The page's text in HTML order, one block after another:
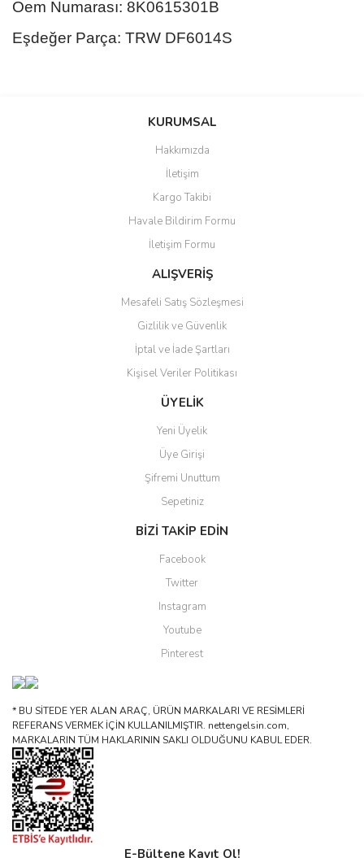
Oem Numarası: 8K0615301B
Eşdeğer Parça: TRW DF6014S
Bu ürüne ilk yorumu siz yapın!
Yorum Yaz
Ürün resmi kalitesiz, bozuk veya görüntülenemiyor.
Ürün açıklamasında eksik bilgiler bulunuyor.
Ürün bilgilerinde hatalar bulunuyor.
Ürün fiyatı diğer sitelerden daha pahalı.
Bu ürüne benzer farklı alternatifler olmalı.
Gönder
KURUMSAL
Hakkımızda
İletişim
Kargo Takibi
Havale Bildirim Formu
İletişim Formu
ALIŞVERİŞ
Mesafeli Satış Sözleşmesi
Gizlilik ve Güvenlik
İptal ve İade Şartları
Kişisel Veriler Politikası
ÜYELİK
Yeni Üyelik
Üye Girişi
Şifremi Unuttum
Sepetiniz
BİZİ TAKİP EDİN
Facebook
Twitter
Instagram
Youtube
Pinterest
* BU SİTEDE YER ALAN ARAÇ, ÜRÜN MARKALARI VE RESİMLERİ
REFERANS VERMEK İÇİN KULLANILMIŞTIR. nettengelsin.com,
MARKALARIN TÜM HAKLARININ SAKLI OLDUĞUNU KABUL EDER.
E-Bültene Kayıt Ol!